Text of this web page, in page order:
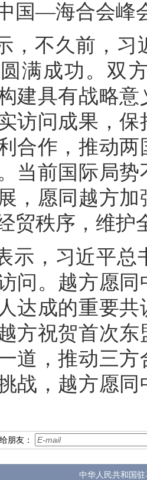
国—海合会峰
，不久前，习
满成功。双
建具有战略
访问成果，
合作，推动
当前国际局
，愿同越方
贸秩序，维
示，习近平总
问。越方愿
达成的重要
方祝贺首次
道，推动三
战，越方愿
朋友：
中华人民共和国